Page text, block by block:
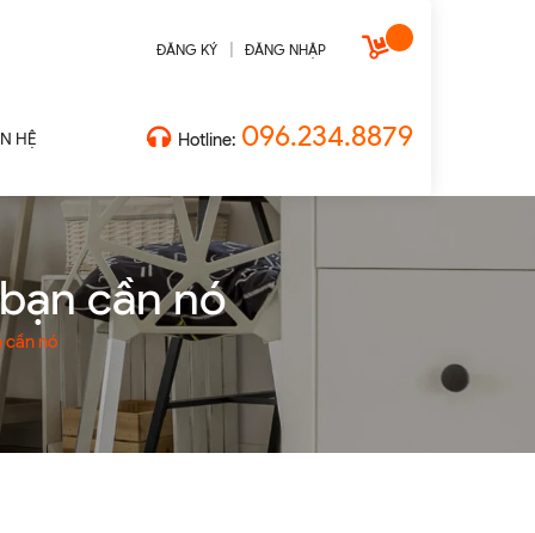
ĐĂNG KÝ ĐĂNG NHẬP
HỆ Hotline: 096.234.8879
cần nó
cần nó